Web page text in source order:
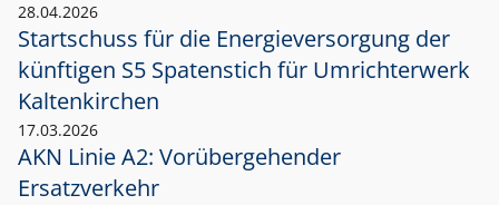
28.04.2026
Startschuss für die Energieversorgung der
künftigen S5 Spatenstich für Umrichterwerk
Kaltenkirchen
17.03.2026
AKN Linie A2: Vorübergehender
Ersatzverkehr